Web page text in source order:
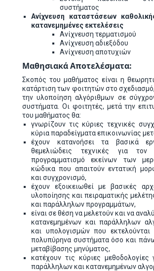
συστήματος
Ανίχνευση καταστάσεων
κατανεμημένες εκτελέσεις
Ανίχνευση τερματισμού
Ανίχνευση αδιεξόδου
Ανίχνευση αποτυχιών
Μαθησιακά Αποτελέσματα:
Σκοπός του μαθήματος είναι η
κατάρτιση των φοιτητών στο
την υλοποίηση αλγόριθμων σε
συστήματα. Οι φοιτητές, μετά την
του μαθήματος θα:
γνωρίζουν τις κύριες τεχνικές
κύρια παραδείγματα επικοινωνίας
έχουν κατανοήσει τα βασικά
θεμελιώδεις τεχνικές για τον
προγραμματισμό εκείνων των
κώδικα που απαιτούν εντατική
και συγχρονισμό,
έχουν εξοικειωθεί με βασικές
υλοποίησης και πειραματικής
και παράλληλων προγραμμάτων,
είναι σε θέση να μελετούν και να
κατανεμημένων και παράλληλων
και υπολογισμών που
πολυπύρηνα συστήματα όσο και
μεταβίβασης μηνύματος,
κατέχουν τις κύριες μεθοδολογίες
παράλληλων και κατανεμημένων